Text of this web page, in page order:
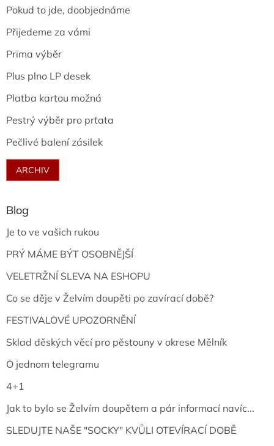
Pokud to jde, doobjednáme
Přijedeme za vámi
Prima výběr
Plus plno LP desek
Platba kartou možná
Pestrý výběr pro prťata
Pečlivé balení zásilek
ARCHIV
Blog
Je to ve vašich rukou
PRÝ MÁME BÝT OSOBNĚJŠÍ
VELETRŽNÍ SLEVA NA ESHOPU
Co se děje v Želvím doupěti po zavírací době?
FESTIVALOVÉ UPOZORNĚNÍ
Sklad děských věcí pro pěstouny v okrese Mělník
O jednom telegramu
4+1
Jak to bylo se Želvím doupětem a pár informací navíc...
SLEDUJTE NAŠE "SOCKY" KVŮLI OTEVÍRACÍ DOBĚ